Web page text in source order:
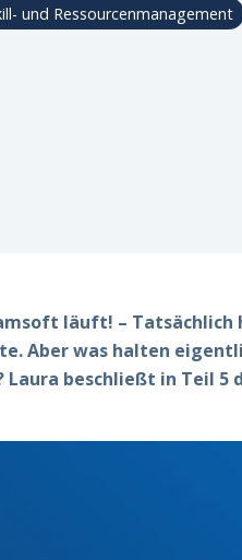
Newsletter
und Ressourcenmanagement
läuft! –
Aber was halten
beschließt in Teil 5